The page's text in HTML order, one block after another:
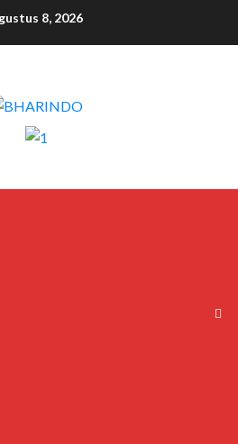
8, 2026